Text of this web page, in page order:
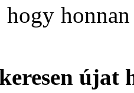
újat